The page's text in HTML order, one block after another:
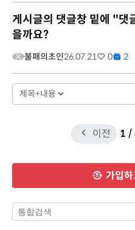
게시글의 댓글창 밑에 "댓
을까요?
불패의초인26.07.21 0 2
이전 1 /
가입